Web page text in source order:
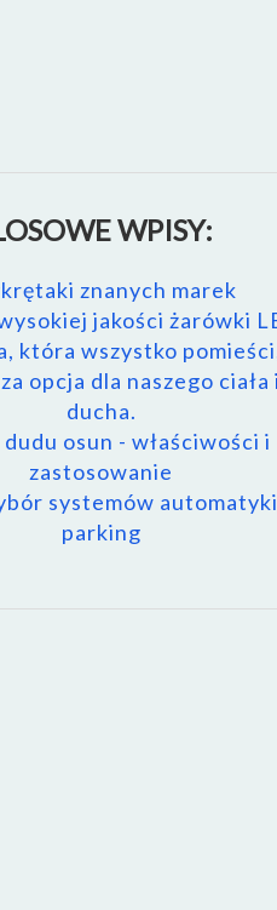
WPISY:
znanych marek
jakości żarówki
która wszystko
opcja dla naszego ciała
ducha.
dudu osun - właściwości i
zastosowanie
systemów
parking